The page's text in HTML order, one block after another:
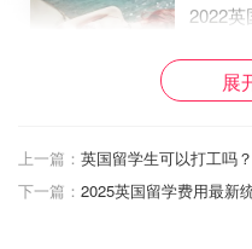
2022
2折起
还有一些T恤啥的，英国这
要买便宜一点的T恤，也可
展
上一篇： 英国留学生可以打工吗
下一篇： 2025英国留学费用最新